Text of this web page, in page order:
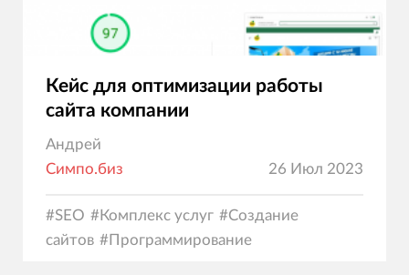
Кейс для оптимизации работы
сайта компании
Андрей
Симпо.биз
26 Июл 2023
#SEO #Комплекс услуг #Создание
сайтов #Программирование